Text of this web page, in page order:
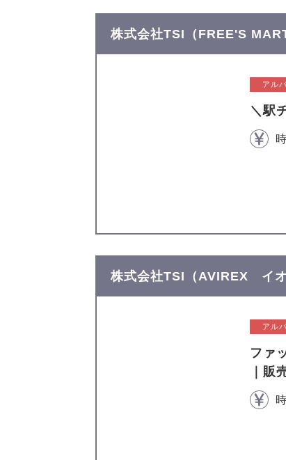
株式会社TSI（FREE'S
アル
＼駅
株式会社TSI（AVIREX イ
アル
ファ
｜販